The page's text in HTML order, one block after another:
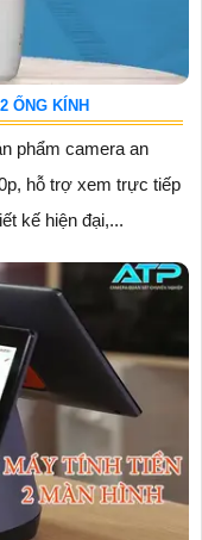
ỐNG KÍNH
phẩm camera an
hỗ trợ xem trực tiếp
kế hiện đại,...